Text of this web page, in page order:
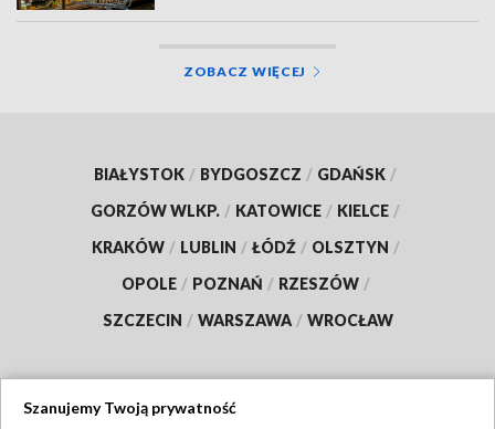
ZOBACZ WIĘCEJ
BIAŁYSTOK / BYDGOSZCZ / GDAŃSK /
GORZÓW WLKP. / KATOWICE / KIELCE /
KRAKÓW / LUBLIN / ŁÓDŹ / OLSZTYN /
OPOLE / POZNAŃ / RZESZÓW /
SZCZECIN / WARSZAWA / WROCŁAW
Szanujemy Twoją prywatność